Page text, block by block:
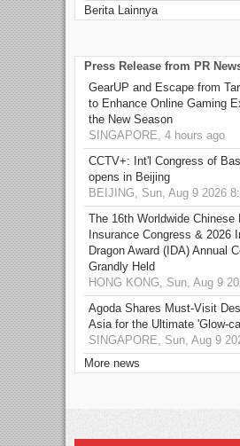
Berita Lainnya
Press Release from PR
GearUP and Escape from
to Enhance Online Gaming
the New Season
SINGAPORE, 4 hours ago
CCTV+: Int'l Congress of
opens in Beijing
BEIJING, Sun, Aug 9 2026
The 16th Worldwide Chinese
Insurance Congress & 2026
Dragon Award (IDA) Annual
Grandly Held
HONG KONG, Sun, Aug 9
Agoda Shares Must-Visit
Asia for the Ultimate 'Glow-
SINGAPORE, Sun, Aug 9
More news